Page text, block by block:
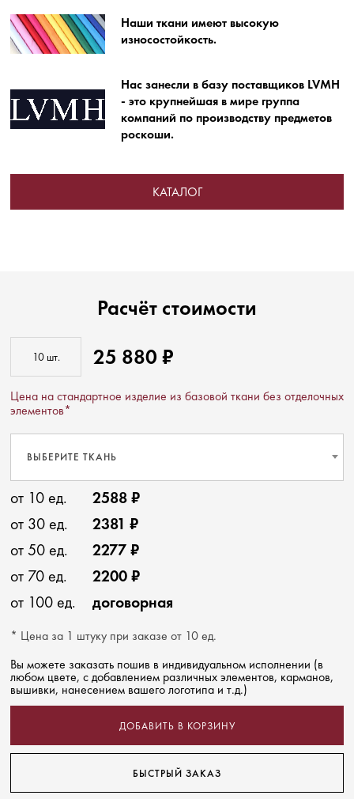
Наши ткани имеют высокую
износостойкость.
Нас занесли в базу поставщиков LVMH
- это крупнейшая в мире группа
компаний по производству предметов
роскоши.
КАТАЛОГ
Расчёт стоимости
25 880 ₽
Цена на стандартное изделие из базовой ткани без отделочных
элементов*
ВЫБЕРИТЕ ТКАНЬ
от 10 ед.
2588 ₽
от 30 ед.
2381 ₽
от 50 ед.
2277 ₽
от 70 ед.
2200 ₽
от 100 ед.
договорная
* Цена за 1 штуку при заказе от 10 ед.
Вы можете заказать пошив в индивидуальном исполнении (в
любом цвете, с добавлением различных элементов, карманов,
вышивки, нанесением вашего логотипа и т.д.)
ДОБАВИТЬ В КОРЗИНУ
БЫСТРЫЙ ЗАКАЗ